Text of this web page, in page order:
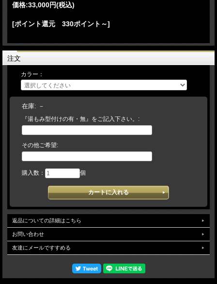
注文の流れ
【お客様/ 『湯もみ型づけ有 を選択』 して商品をカートに入れてご注文】
ールでご連絡致します。ご不明な場合は電話・メール等でお問い 合わせ下さい】
→【お客様/ご希望事項を記載の上、仕様書を返信】→【当店/確認後、加工を致し
ます】 （湯もみ型付け加工日数は約７～12日営業日） 【店頭でも販売してお
りますので、タイミングによっては、まれに品切れとなっている場合がございま
す。その場合は入荷をお待ちいただくか、キャンセルにて取り扱わせて頂きま
す。】 予告なく仕様（カラー・刻印・ラベル等）変更になる場合がございます。
ご了承下さい。
価格:33,000円(税込)
[ポイント還元 330ポイント～]
注文
カラー：
在庫: －
『湯もみ型付けの有・無』をご記入下さい。:
その他ご希望:
購入数： 個
返品についての詳細はこちら
お問い合わせ
友達にメールですすめる